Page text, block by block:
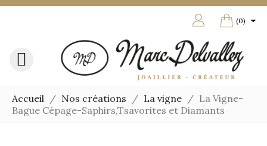

(0)

Accueil Nos créations La vigne
La Vigne-
Bague Cépage-Saphirs,Tsavorites et Diamants